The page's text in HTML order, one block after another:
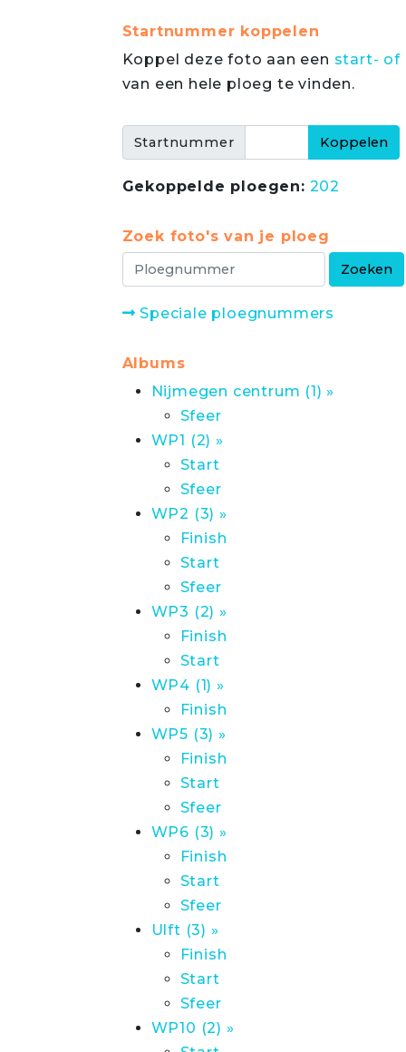
Startnummer koppelen
Koppel deze foto aan een start- of
van een hele ploeg te vinden.
Startnummer
Gekoppelde ploegen: 202
Zoek foto's van je ploeg
Speciale ploegnummers
Albums
Nijmegen centrum (1) »
Sfeer
WP1 (2) »
Start
Sfeer
WP2 (3) »
Finish
Start
Sfeer
WP3 (2) »
Finish
Start
WP4 (1) »
Finish
WP5 (3) »
Finish
Start
Sfeer
WP6 (3) »
Finish
Start
Sfeer
Ulft (3) »
Finish
Start
Sfeer
WP10 (2) »